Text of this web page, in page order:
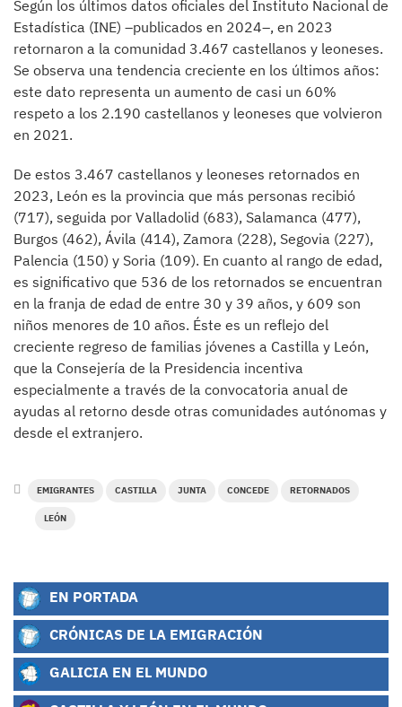
Según los últimos datos oficiales del Instituto Nacional de
Estadística (INE) –publicados en 2024–, en 2023
retornaron a la comunidad 3.467 castellanos y leoneses.
Se observa una tendencia creciente en los últimos años:
este dato representa un aumento de casi un 60%
respeto a los 2.190 castellanos y leoneses que volvieron
en 2021.
De estos 3.467 castellanos y leoneses retornados en
2023, León es la provincia que más personas recibió
(717), seguida por Valladolid (683), Salamanca (477),
Burgos (462), Ávila (414), Zamora (228), Segovia (227),
Palencia (150) y Soria (109). En cuanto al rango de edad,
es significativo que 536 de los retornados se encuentran
en la franja de edad de entre 30 y 39 años, y 609 son
niños menores de 10 años. Éste es un reflejo del
creciente regreso de familias jóvenes a Castilla y León,
que la Consejería de la Presidencia incentiva
especialmente a través de la convocatoria anual de
ayudas al retorno desde otras comunidades autónomas y
desde el extranjero.
EMIGRANTES CASTILLA JUNTA CONCEDE RETORNADOS
LEÓN
EN PORTADA
CRÓNICAS DE LA EMIGRACIÓN
GALICIA EN EL MUNDO